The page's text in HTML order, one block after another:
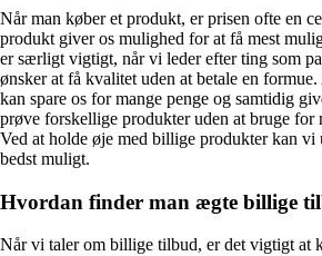
Når man køber et produkt, er prisen ofte en
produkt giver os mulighed for at få mest
er særligt vigtigt, når vi leder efter ting som
ønsker at få kvalitet uden at betale en
kan spare os for mange penge og samtidig
prøve forskellige produkter uden at bruge for
Ved at holde øje med billige produkter kan vi
bedst muligt.
Hvordan finder man ægte billige
Når vi taler om billige tilbud, er det vigtigt at